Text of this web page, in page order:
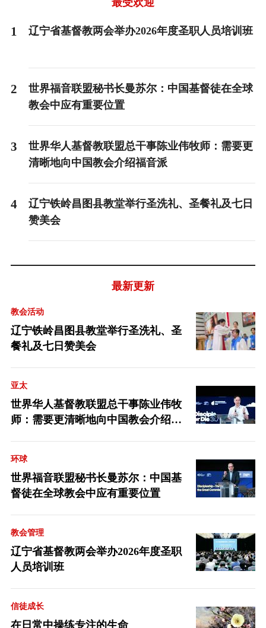
1 辽宁省基督教两会举办2026年度圣职人员培训班
2
世界福音联盟秘书长曼苏尔：中国基督徒在全球
教会中应有重要位置
3
世界华人基督教联盟总干事陈业伟牧师：需要更
清晰地向中国教会介绍福音派
4
辽宁铁岭昌图县教堂举行圣洗礼、圣餐礼及七日
赞美会
最新更新
教会活动
辽宁铁岭昌图县教堂举行圣洗礼、圣
餐礼及七日赞美会
亚太
世界华人基督教联盟总干事陈业伟牧
师：需要更清晰地向中国教会介绍福
环球
世界福音联盟秘书长曼苏尔：中国基
督徒在全球教会中应有重要位置
教会管理
辽宁省基督教两会举办2026年度圣职
人员培训班
信徒成长
在日常中操练专注的生命